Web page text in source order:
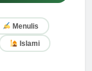
Menulis
Islami